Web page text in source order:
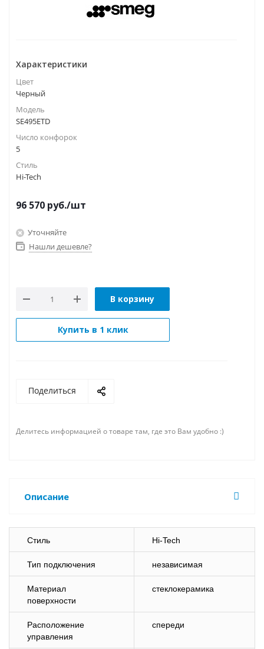
Характеристики
Цвет
Черный
Модель
SE495ETD
Число конфорок
5
Стиль
Hi-Tech
96 570 руб./шт
Уточняйте
Нашли дешевле?
В корзину
Купить в 1 клик
Поделиться
Делитесь информацией о товаре там, где это Вам удобно :)
Описание
Стиль Hi-Tech
Тип подключения независимая
Материал
поверхности
стеклокерамика
Расположение
управления
спереди